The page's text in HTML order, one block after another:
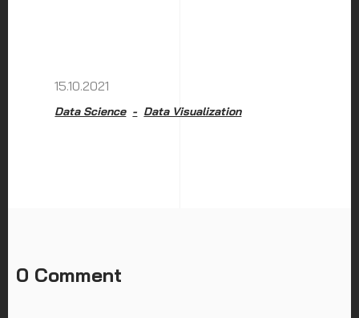
15.10.2021
Data Science Data Visualization
0 Comment